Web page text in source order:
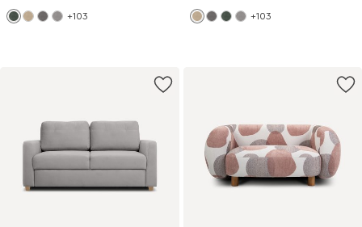
+103 +103